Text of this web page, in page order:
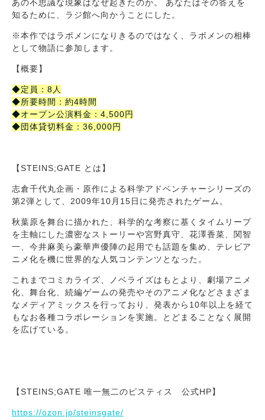
あの不思議な現象はなぜ起きたのか。 あなたはその答えを
知るために、ラジ館へ向かうことにした。
※本作ではラボメンになりきるのではなく、ラボメンの相棒
として物語に参加します。
【概要】
◆定員：8人
◆所要時間：約4時間
◆オープン公演料金：4,500円
◆団体貸切料金：36,000円
【STEINS;GATE とは】
志倉千代丸企画・原作による科学アドベンチャーシリーズの
第2弾として、2009年10月15日に発売されたゲーム。
秋葉原を舞台に描かれた、科学的な考察に基くタイムリープ
を主軸にした濃密なストーリーや宮野真守、花澤香菜、関智
一、今井麻美ら豪華声優陣の起用でも話題を集め、テレビア
ニメ化を機に世界的な人気コンテンツとなった。
これまでコミカライズ、ノベライズはもとより、劇場アニメ
化、舞台化、続編ゲームの発売やそのアニメ化などさまざま
なメディアミックスを行っており、発表から10年以上を経て
もなお各種コラボレーションを実施。とどまることなく展開
を広げている。
【STEINS;GATE 唯一無二のピスティス 公式HP】
https://ozon.jp/steinsgate/